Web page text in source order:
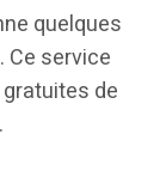
quelques
Ce service
de